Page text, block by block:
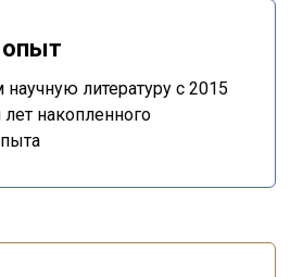
литературу с 2015
лет накопленного